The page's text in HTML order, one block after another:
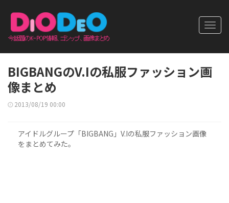
BIGBANGのV.Iの私服ファッション画
像まとめ
2013/08/19 00:00
アイドルグループ「BIGBANG」V.Iの私服ファッション画像
をまとめてみた。